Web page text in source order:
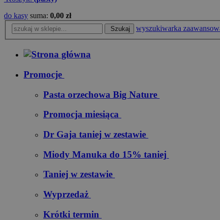
do kasy suma: 0,00 zł
Szukaj wyszukiwarka
Promocje
Pasta orzechowa Big Nature
Promocja miesiąca
Dr Gaja taniej w zestawie
Miody Manuka do 15% taniej
Taniej w zestawie
Wyprzedaż
Krótki termin